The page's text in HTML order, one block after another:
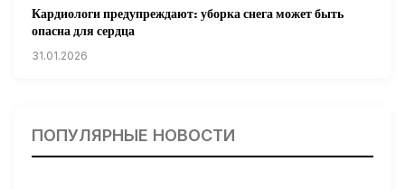
Кардиологи предупреждают: уборка снега может быть
опасна для сердца
31.01.2026
31.01.2026
ПОПУЛЯРНЫЕ НОВОСТИ